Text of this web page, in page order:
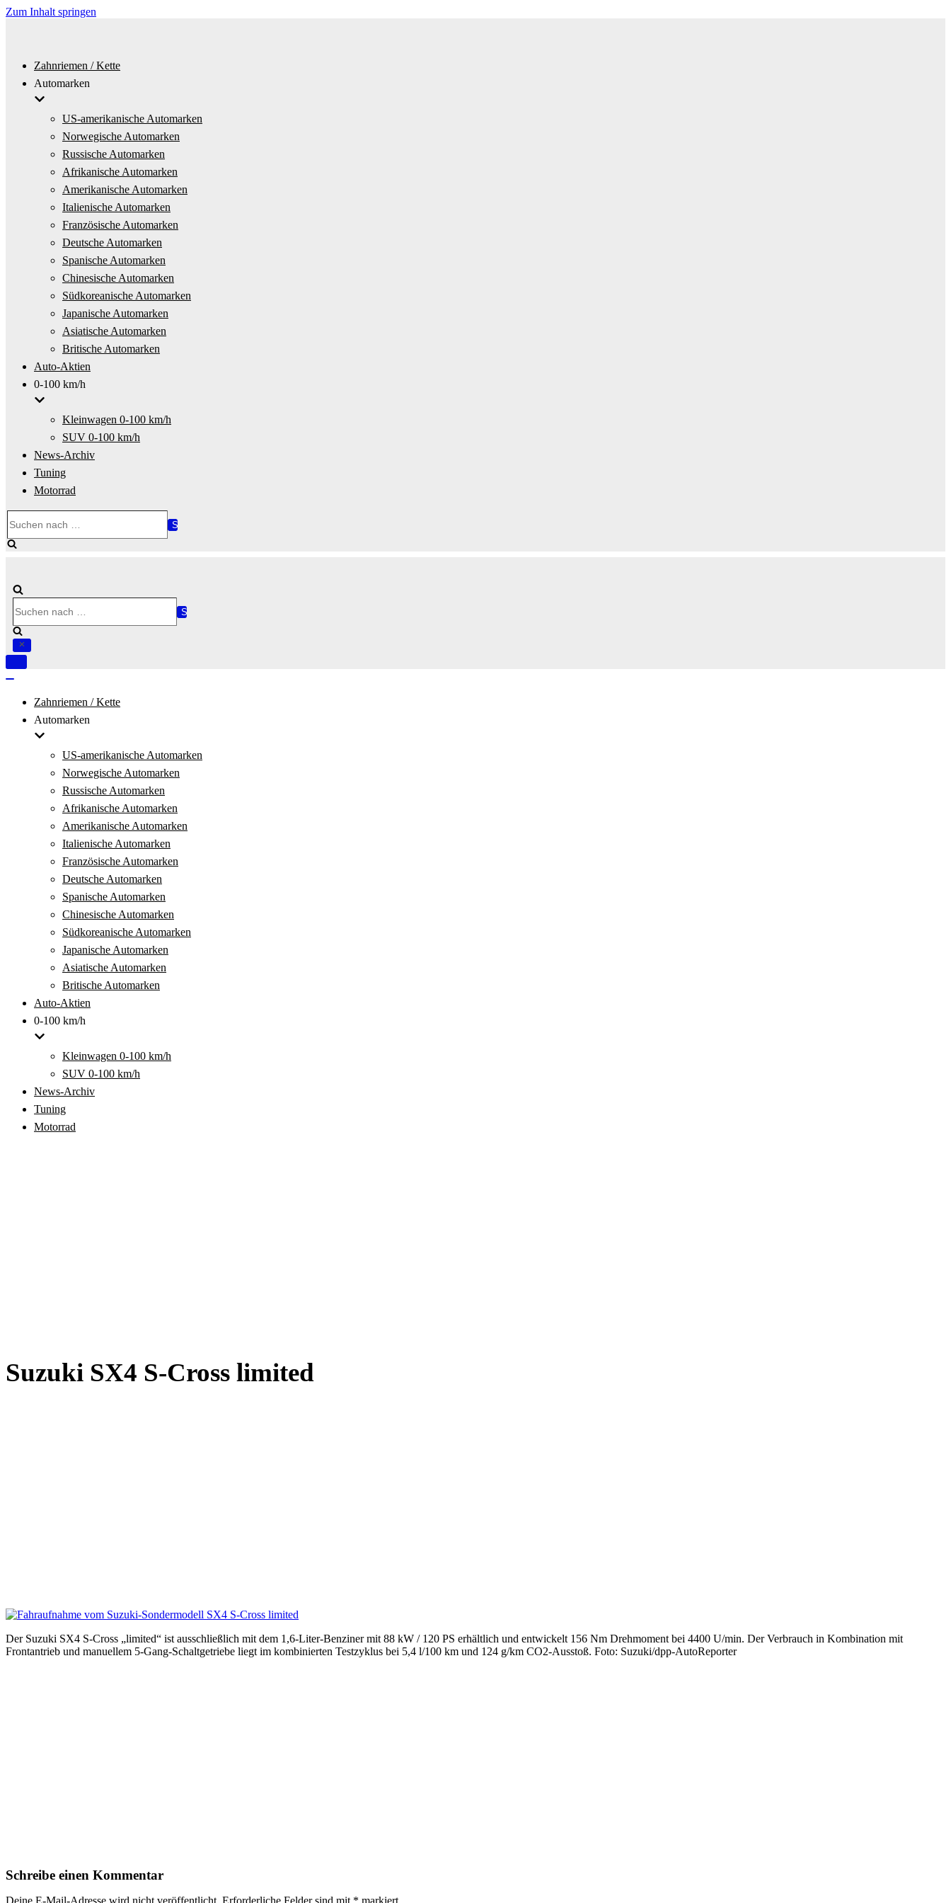
Zum Inhalt springen
Zahnriemen / Kette
Automarken
US-amerikanische Automarken
Norwegische Automarken
Russische Automarken
Afrikanische Automarken
Amerikanische Automarken
Italienische Automarken
Französische Automarken
Deutsche Automarken
Spanische Automarken
Chinesische Automarken
Südkoreanische Automarken
Japanische Automarken
Asiatische Automarken
Britische Automarken
Auto-Aktien
0-100 km/h
Kleinwagen 0-100 km/h
SUV 0-100 km/h
News-Archiv
Tuning
Motorrad
nach …
nach …
Navigation
Zahnriemen / Kette
Automarken
US-amerikanische Automarken
Norwegische Automarken
Russische Automarken
Afrikanische Automarken
Amerikanische Automarken
Italienische Automarken
Französische Automarken
Deutsche Automarken
Spanische Automarken
Chinesische Automarken
Südkoreanische Automarken
Japanische Automarken
Asiatische Automarken
Britische Automarken
Auto-Aktien
0-100 km/h
Kleinwagen 0-100 km/h
SUV 0-100 km/h
News-Archiv
Tuning
Motorrad
Suzuki SX4 S-Cross limited
Der Suzuki SX4 S-Cross „limited“ ist ausschließlich mit dem 1,6-Liter-Benziner mit 88 kW / 120 PS erhältlich und entwickelt 156 Nm Drehmoment bei 4400 U/min. Der Verbrauch in Kombination mit
Frontantrieb und manuellem 5-Gang-Schaltgetriebe liegt im kombinierten Testzyklus bei 5,4 l/100 km und 124 g/km CO2-Ausstoß. Foto: Suzuki/dpp-AutoReporter
Schreibe einen Kommentar
Deine E-Mail-Adresse wird nicht veröffentlicht. Erforderliche Felder sind mit * markiert